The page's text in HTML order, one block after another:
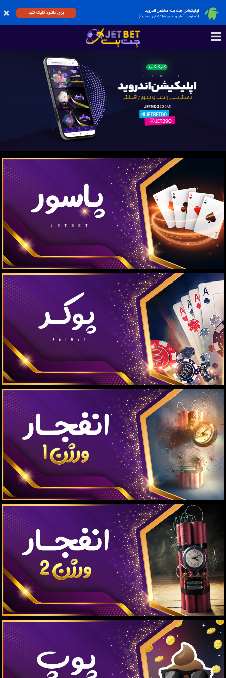
اپلیکیشن جت بت مختص اندروید
(دسترسی آسان و بدون فیلترشکن به سایت)
برای دانلود کلیک کنید